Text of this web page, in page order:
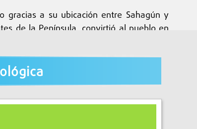
gracias a su ubicación entre Sahagún y
de la Península, convirtió al pueblo en
Santiago, declarado Patrimonio Mundial.
una mayor vida social y una identidad